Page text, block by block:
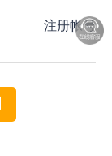
注册帐号